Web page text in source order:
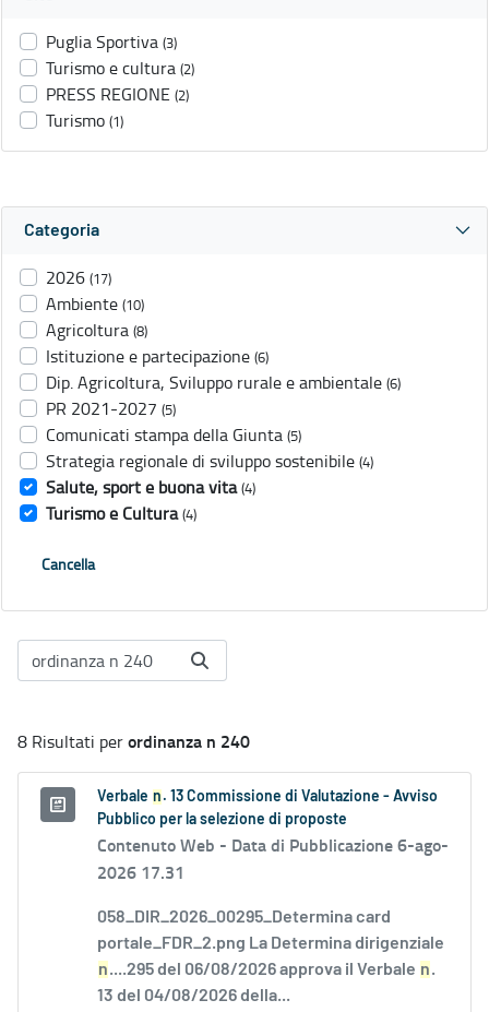
Puglia Sportiva (3)
Turismo e cultura (2)
PRESS REGIONE (2)
Turismo (1)
Categoria
2026 (17)
Ambiente (10)
Agricoltura (8)
Istituzione e partecipazione (6)
Dip. Agricoltura, Sviluppo rurale e ambientale (6)
PR 2021-2027 (5)
Comunicati stampa della Giunta (5)
Strategia regionale di sviluppo sostenibile (4)
Salute, sport e buona vita (4)
Turismo e Cultura (4)
Cancella
8 Risultati perordinanza n 240
Verbale n . 13 Commissione di Valutazione - Avviso
Pubblico per la selezione di proposte
Contenuto Web - Data di Pubblicazione 6-ago-
2026 17.31
058_DIR_2026_00295_Determina card
portale_FDR_2.png La Determina dirigenziale
n....295 del 06/08/2026 approva il Verbale n.
13 del 04/08/2026 della...